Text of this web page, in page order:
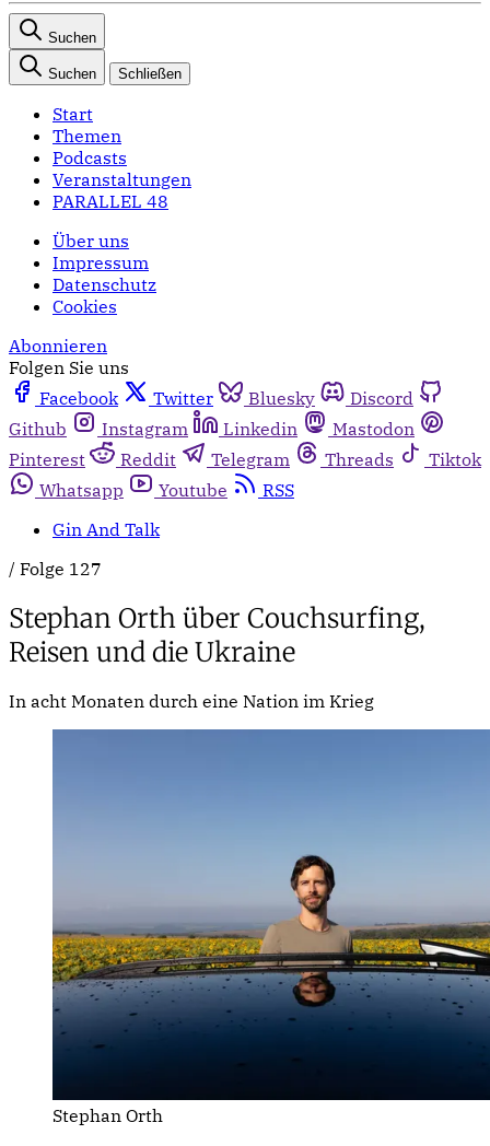
Suchen
Suchen Schließen
Start
Themen
Podcasts
Veranstaltungen
PARALLEL 48
Über uns
Impressum
Datenschutz
Cookies
Abonnieren
Folgen Sie uns
Facebook
Twitter Bluesky
Discord
Github
Instagram Linkedin
Mastodon
Pinterest
Reddit Telegram Threads
Tiktok
Whatsapp
Youtube
RSS
Gin And Talk
/ Folge 127
Stephan Orth über Couchsurfing,
Reisen und die Ukraine
In acht Monaten durch eine Nation im Krieg
Stephan Orth